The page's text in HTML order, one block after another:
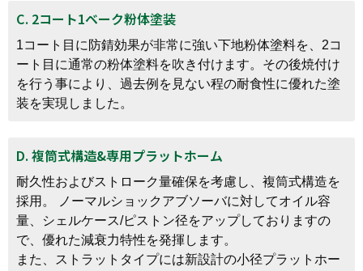
C. 2コート1ベーク粉体塗装
1コート目に防錆効果が非常に強い下地粉体塗料を、2コ
ート目に通常の粉体塗料を吹き付けます。その後焼付け
を行う事により、過去例を見ない程の耐食性に優れた塗
装を実現しました。
D. 複筒式構造&専用プラットホーム
耐久性およびストローク量確保を考慮し、複筒式構造を
採用。 ノーマルショックアブソーバに対してオイル容
量、シェルケース/ピストン径をアップしておりますの
で、優れた減衰力特性を発揮します。
また、ストラットタイプには新設計の小径プラットホー